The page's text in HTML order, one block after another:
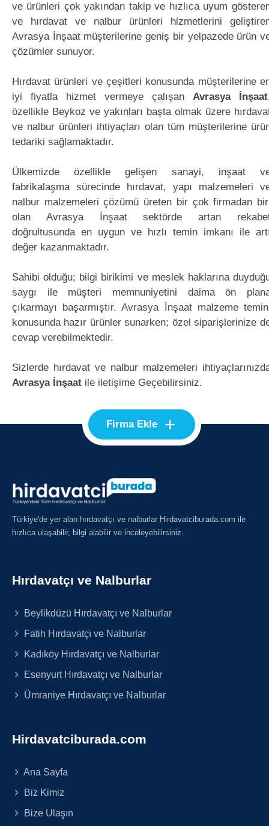
ve ürünleri çok yakından takip ve hızlıca uyum
ve hırdavat ve nalbur ürünleri hizmetlerini
Avrasya İnşaat müşterilerine geniş bir yelpazede ürün
çözümler sunuyor.
Hırdavat ürünleri ve çeşitleri konusunda müşterilerine
iyi fiyatla hizmet vermeye çalışan Avrasya İnşaat
özellikle Beykoz ve yakınları başta olmak üzere
ve nalbur ürünleri ihtiyaçları olan tüm müşterilerine
tedariki sağlamaktadır.
Ülkemizde özellikle gelişen sanayi, inşaat
fabrikalaşma sürecinde hırdavat, yapı malzemeleri
nalbur malzemeleri çözümü üreten bir çok firmadan
olan Avrasya İnşaat sektörde artan
doğrultusunda en uygun ve hızlı temin imkanı ile
değer kazanmaktadır.
Sahibi olduğu; bilgi birikimi ve meslek haklarına
saygı ile müşteri memnuniyetini daima ön
çıkarmayı başarmıştır. Avrasya İnşaat malzeme
konusunda hazır ürünler sunarken; özel siparişlerinize
cevap verebilmektedir.
Sizlerde hırdavat ve nalbur malzemeleri
Avrasya İnşaat ile iletişime Geçebilirsiniz.
Firma Ekle +
Türkiye'de yer alan hırdavatçı ve nalburlar Hirdavatciburada.com ile
hızlıca ulaşabilir, bilgi alabilir ve inceleyebilirsiniz.
Hırdavatçı ve Nalburlar
Beylikdüzü Hırdavatçı ve Nalburlar
Fatih Hırdavatçı ve Nalburlar
Kadıköy Hırdavatçı ve Nalburlar
Esenyurt Hırdavatçı ve Nalburlar
Ümraniye Hırdavatçı ve Nalburlar
Hirdavatciburada.com
Ana Sayfa
Biz Kimiz
Bize Ulaşın